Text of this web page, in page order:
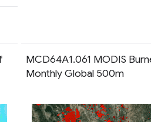
MCD64A1.061 MODIS
Monthly Global 500m